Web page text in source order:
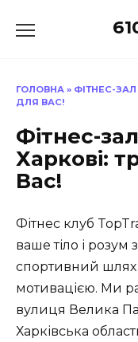
до
ГОЛОВНА » ФІТНЕС-ЗАЛ
ДЛЯ ВАС!
Фітнес-
Харкові:
Вас!
Фітнес клуб
ваше тіло і розум
спортивний шлях
мотивацією. Ми
вулиця Велика
Харківська